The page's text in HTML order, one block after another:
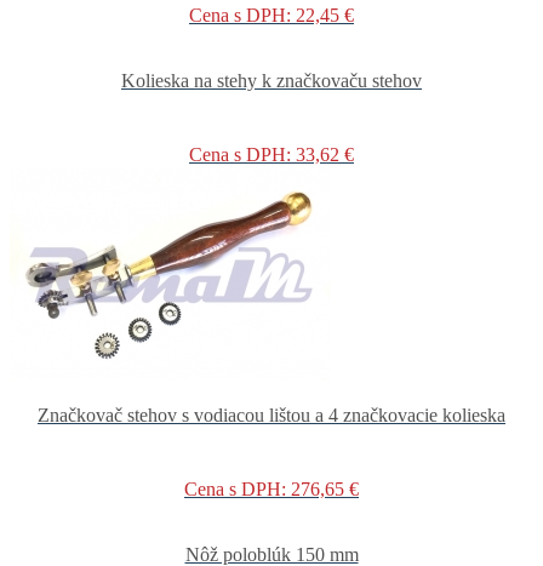
Cena s DPH: 22,45 €
Kolieska na stehy k značkovaču stehov
Cena s DPH: 33,62 €
Značkovač stehov s vodiacou lištou a 4 značkovacie kolieska
Cena s DPH: 276,65 €
Nôž poloblúk 150 mm